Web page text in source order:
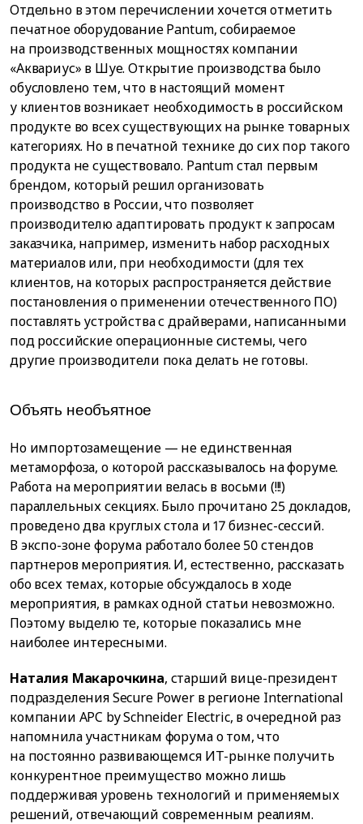
Отдельно в этом перечислении хочется отметить
печатное оборудование Pantum, собираемое
на производственных мощностях компании
«Аквариус» в Шуе. Открытие производства было
обусловлено тем, что в настоящий момент
у клиентов возникает необходимость в российском
продукте во всех существующих на рынке товарных
категориях. Но в печатной технике до сих пор такого
продукта не существовало. Pantum стал первым
брендом, который решил организовать
производство в России, что позволяет
производителю адаптировать продукт к запросам
заказчика, например, изменить набор расходных
материалов или, при необходимости (для тех
клиентов, на которых распространяется действие
постановления о применении отечественного ПО)
поставлять устройства с драйверами, написанными
под российские операционные системы, чего
другие производители пока делать не готовы.
Объять необъятное
Но импортозамещение — не единственная
метаморфоза, о которой рассказывалось на форуме.
Работа на мероприятии велась в восьми (!!!)
параллельных секциях. Было прочитано 25 докладов,
проведено два круглых стола и 17 бизнес-сессий.
В экспо-зоне форума работало более 50 стендов
партнеров мероприятия. И, естественно, рассказать
обо всех темах, которые обсуждалось в ходе
мероприятия, в рамках одной статьи невозможно.
Поэтому выделю те, которые показались мне
наиболее интересными.
Наталия Макарочкина, старший вице-президент
подразделения Secure Power в регионе International
компании APC by Schneider Electric, в очередной раз
напомнила участникам форума о том, что
на постоянно развивающемся ИТ-рынке получить
конкурентное преимущество можно лишь
поддерживая уровень технологий и применяемых
решений, отвечающий современным реалиям.